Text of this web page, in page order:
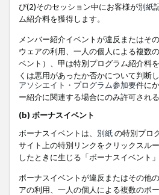
び(2)そのセッション中にお客様が別紙
ム紹介料を獲得します。
メンバー紹介イベントが違反またはそ
ウェアの利用、一人の個人による複数
ベント）、甲は特別プログラム紹介料
くは悪用があったか否かについて判断し
アソシエイト・プログラム参加要件に
ー紹介に関連する場合にのみ許可される
(b) ボーナスイベント
ボーナスイベントは、 別紙の特別プロ
サイト上の特別リンクをクリックスル
したときに生じる「ボーナスイベント
ボーナスイベントが違反またはその他
アの利用、一人の個人による複数のボ